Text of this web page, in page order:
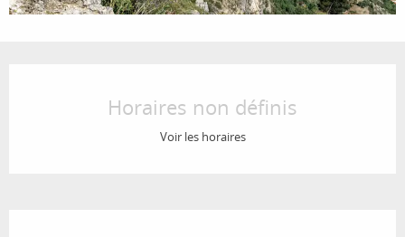
Horaires non définis
Voir les horaires